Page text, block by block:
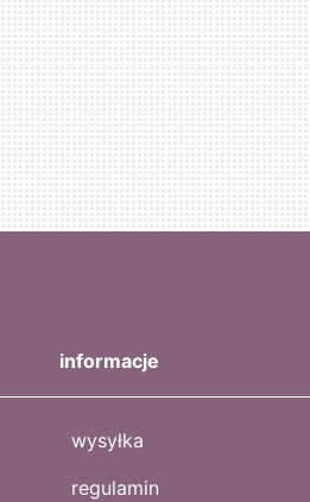
informacje
wysyłka
regulamin